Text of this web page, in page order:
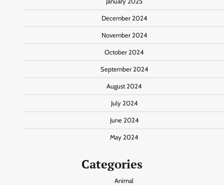
December 2024
November 2024
October 2024
September 2024
August 2024
July 2024
June 2024
May 2024
Categories
Animal